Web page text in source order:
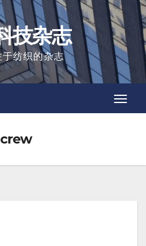
技杂志
于纺织的杂志